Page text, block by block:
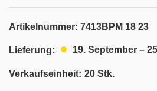
Artikelnummer: 7413BPM 18 23
Lieferung: 19. September –
Verkaufseinheit: 20 Stk.